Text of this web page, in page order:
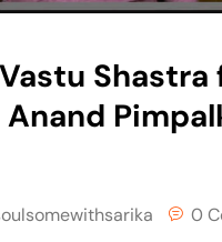
Vastu
Anand
0